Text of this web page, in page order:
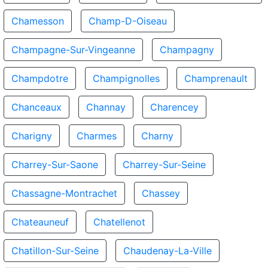
Chamesson Champ-D-Oiseau
Champagne-Sur-Vingeanne Champagny
Champdotre Champignolles Champrenault
Chanceaux Channay Charencey
Charigny Charmes Charny
Charrey-Sur-Saone Charrey-Sur-Seine
Chassagne-Montrachet Chassey
Chateauneuf Chatellenot
Chatillon-Sur-Seine Chaudenay-La-Ville